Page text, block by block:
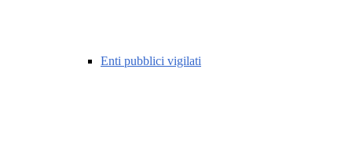
Enti pubblici vigilati